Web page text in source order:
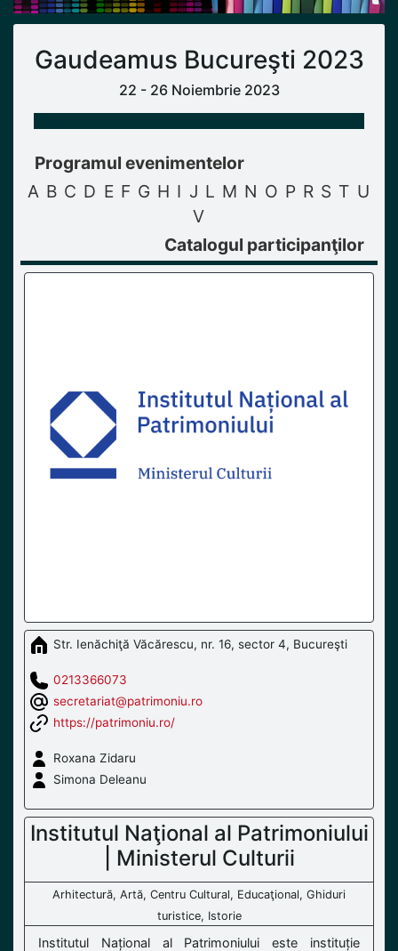
Gaudeamus Bucureşti 2023
22 - 26 Noiembrie 2023
Programul evenimentelor
A B C D E F G H I J L M N O P R S T U
V
Catalogul participanţilor
Str. Ienăchiţă Văcărescu, nr. 16, sector 4, Bucureşti
0213366073
secretariat@patrimoniu.ro
https://patrimoniu.ro/
Roxana Zidaru
Simona Deleanu
Institutul Naţional al Patrimoniului
| Ministerul Culturii
Arhitectură, Artă, Centru Cultural, Educaţional, Ghiduri
turistice, Istorie
Institutul Național al Patrimoniului este instituție